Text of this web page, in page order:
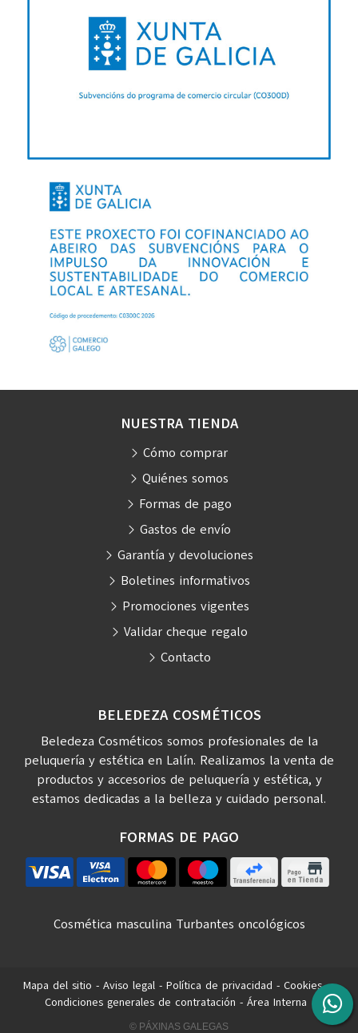
BELEDEZA COSMÉTICOS
Beledeza Cosméticos somos profesionales de la
peluquería y estética en Lalín. Realizamos la venta de
productos y accesorios de peluquería y estética, y
estamos dedicadas a la belleza y cuidado personal.
FORMAS DE PAGO
NUESTRA TIENDA
Cómo comprar
Quiénes somos
Formas de pago
Gastos de envío
Garantía y devoluciones
Boletines informativos
Promociones vigentes
Validar cheque regalo
Contacto
Cosmética masculina Turbantes oncológicos
Mapa del sitio - Aviso legal- Política de privacidad - Cookies-
Condiciones generales de contratación - Área Interna
© PÁXINAS GALEGAS